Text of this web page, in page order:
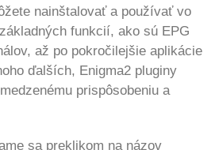
nainštalovať a používať vo
funkcií, ako sú EPG
až po pokročilejšie aplikácie
ďalších, Enigma2 pluginy
prispôsobeniu a
sa preklikom na názov